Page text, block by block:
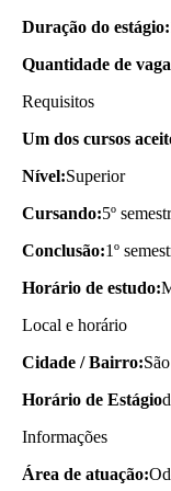
Duração do estágio:
Quantidade de
Requisitos
Um dos cursos
Nível:Superior
Cursando:5º
Conclusão:1º
Horário de estudo:
Local e horário
Cidade / Bairro:
Horário de Estágio
Informações
Área de atuação: